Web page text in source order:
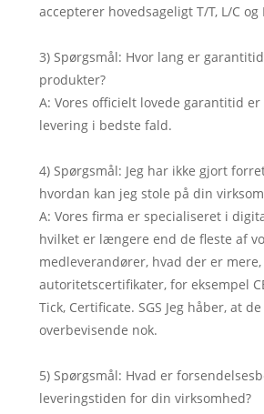
accepterer hovedsageligt T/T, L/C og
3) Spørgsmål: Hvor lang er
produkter?
A: Vores officielt lovede garantitid
levering i bedste fald.
4) Spørgsmål: Jeg har ikke gjort
hvordan kan jeg stole på din
A: Vores firma er specialiseret i
hvilket er længere end de fleste af
medleverandører, hvad der er
autoritetscertifikater, for eksempel
Tick, Certificate. SGS Jeg håber, at
overbevisende nok.
5) Spørgsmål: Hvad er
leveringstiden for din virksomhed?